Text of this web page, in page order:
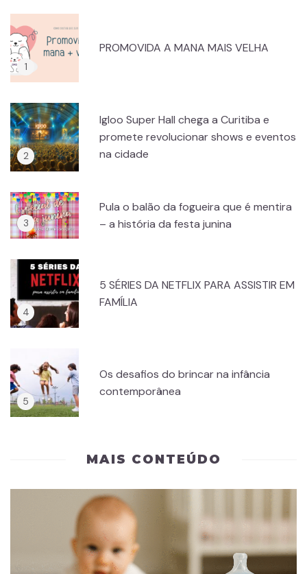
PROMOVIDA A MANA MAIS VELHA
Igloo Super Hall chega a Curitiba e
promete revolucionar shows e eventos
na cidade
Pula o balão da fogueira que é mentira
– a história da festa junina
5 SÉRIES DA NETFLIX PARA ASSISTIR EM
FAMÍLIA
Os desafios do brincar na infância
contemporânea
MAIS CONTEÚDO